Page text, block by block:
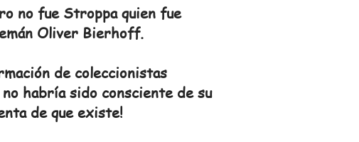
no fue Stroppa quien fue
Oliver Bierhoff.
de coleccionistas
habría sido consciente de su
de que existe!